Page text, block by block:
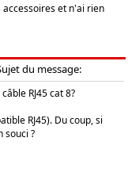
accessoires et n'ai rien
du message:
RJ45 cat 8?
RJ45). Du coup, si
souci ?